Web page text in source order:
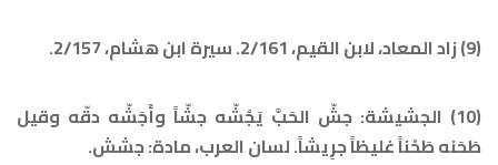
(9) زاد المعاد، لابن القيم، 2/161. سيرة ابن هشام، 2/157.
(10) الجشيشة: جشّ الحَبَّ يَجُشّه جشّاً وأَجَشّه دقّه وقيل
طَحَنه طَحْناً غليظاً جرِيشاً. لسان العرب، مادة: جشش.